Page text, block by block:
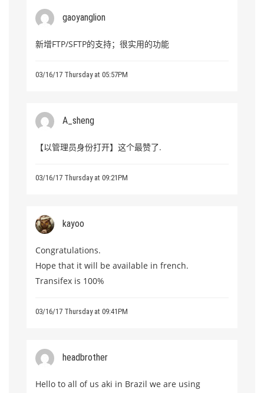
gaoyanglion
新增FTP/SFTP的支持；很实用的功能
03/16/17 Thursday at 05:57PM
A_sheng
【以管理员身份打开】这个最赞了.
03/16/17 Thursday at 09:21PM
kayoo
Congratulations.
Hope that it will be available in french.
Transifex is 100%
03/16/17 Thursday at 09:41PM
headbrother
Hello to all of us aki in Brazil we are using